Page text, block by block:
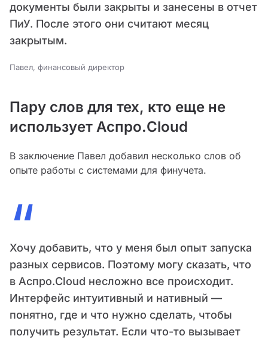
документы были закрыты и занесены в отчет
ПиУ. После этого они считают месяц
закрытым.
Павел, финансовый директор
Пару слов для тех, кто еще не
использует Аспро.Cloud
В заключение Павел добавил несколько слов об
опыте работы с системами для финучета.
“
Хочу добавить, что у меня был опыт запуска
разных сервисов. Поэтому могу сказать, что
в Аспро.Cloud несложно все происходит.
Интерфейс интуитивный и нативный —
понятно, где и что нужно сделать, чтобы
получить результат. Если что-то вызывает